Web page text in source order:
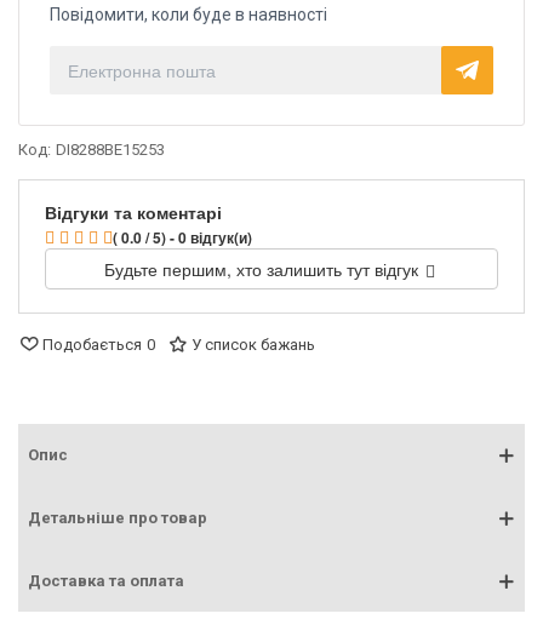
Повідомити, коли буде в наявності
Код: DI8288BE15253
Відгуки та коментарі
( 0.0 / 5) - 0 відгук(и)
Будьте першим, хто залишить тут відгук
Подобається 0 У список бажань
Опис
Детальніше про товар
Доставка та оплата